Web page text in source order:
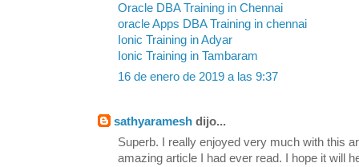
Oracle DBA Training in Chennai
oracle Apps DBA Training in chennai
Ionic Training in Adyar
Ionic Training in Tambaram
16 de enero de 2019 a las 9:37
sathyaramesh dijo...
Superb. I really enjoyed very much with this
amazing article I had ever read. I hope it will